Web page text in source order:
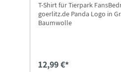
T-Shirt für Tierpark
goerlitz.de Panda Logo in
Baumwolle
12,99 €*